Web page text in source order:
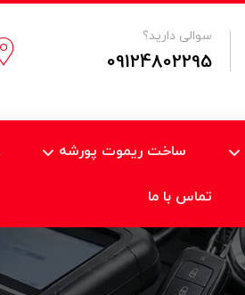
سوالی دارید؟
09124802295
ساخت ریموت پورشه
تماس با ما